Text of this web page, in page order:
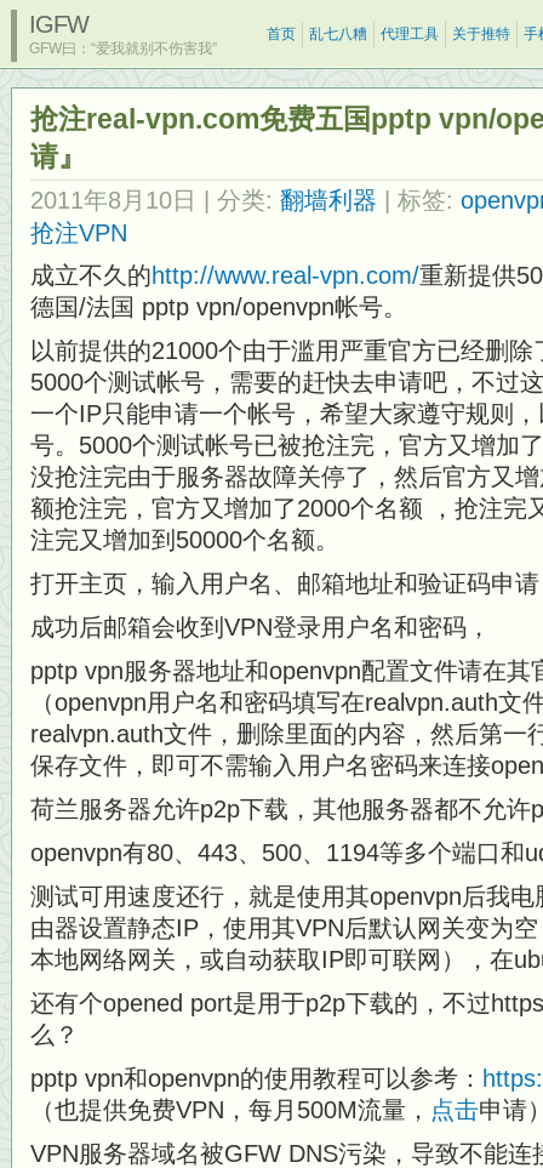
IGFW
GFW曰：“爱我就别不伤害我”
首页 乱七八糟 代理工具 关于推特 手
抢注real-vpn.com免费五国pptp vpn/
请』
2011年8月10日 | 分类: 翻墙利器 | 标签:
抢注VPN
成立不久的http://www.real-vpn.com/重新提供
德国/法国 pptp vpn/openvpn帐号。
以前提供的21000个由于滥用严重官方已经删
5000个测试帐号，需要的赶快去申请吧，不过
一个IP只能申请一个帐号，希望大家遵守规则
号。5000个测试帐号已被抢注完，官方又增加
没抢注完由于服务器故障关停了，然后官方又
额抢注完，官方又增加了2000个名额 ，抢注完
注完又增加到50000个名额。
打开主页，输入用户名、邮箱地址和验证码申
成功后邮箱会收到VPN登录用户名和密码，
pptp vpn服务器地址和openvpn配置文件请在其
（openvpn用户名和密码填写在realvpn.auth文
realvpn.auth文件，删除里面的内容，然后第一
保存文件，即可不需输入用户名密码来连接
荷兰服务器允许p2p下载，其他服务器都不允许
openvpn有80、443、500、1194等多个端口和
测试可用速度还行，就是使用其openvpn后我
由器设置静态IP，使用其VPN后默认网关变为
本地网络网关，或自动获取IP即可联网），在
还有个opened port是用于p2p下载的，不过
么？
pptp vpn和openvpn的使用教程可以参考：
（也提供免费VPN，每月500M流量， 点击申请
VPN服务器域名被GFW DNS污染，导致不能